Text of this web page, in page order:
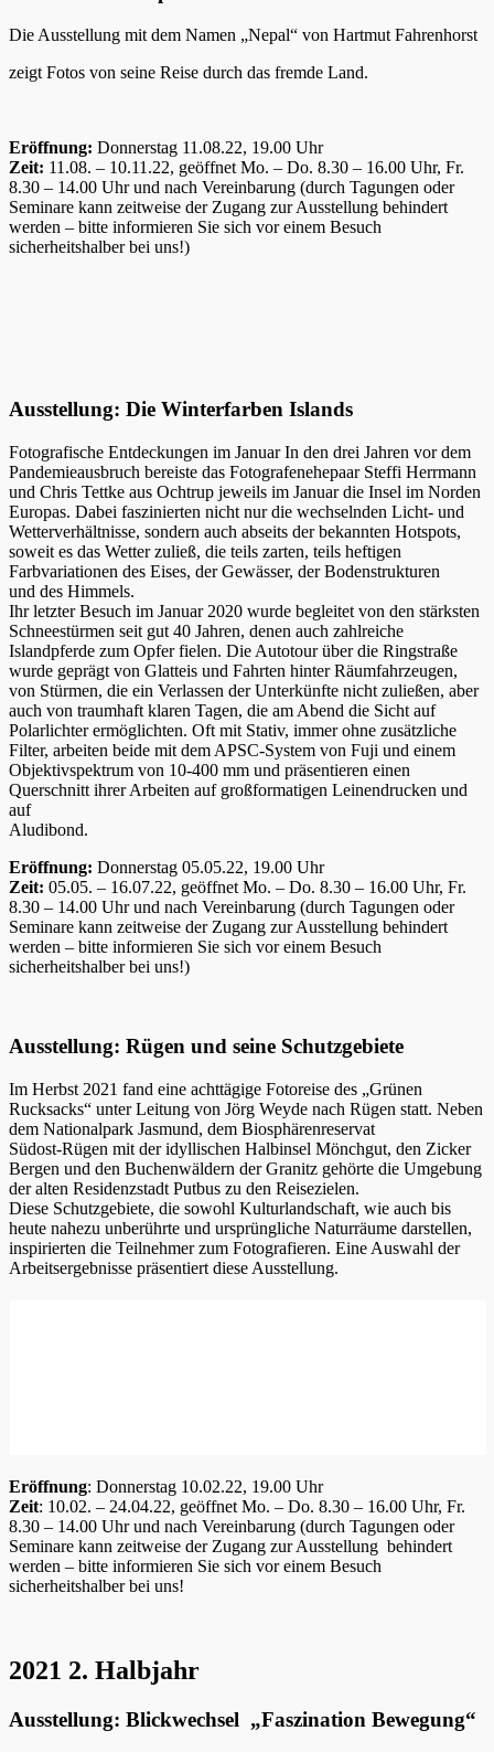
Die Ausstellung mit dem Namen „Nepal“ von Hartmut Fahrenhorst
zeigt Fotos von seine Reise durch das fremde Land.
Eröffnung: Donnerstag 11.08.22, 19.00 Uhr
Zeit: 11.08. – 10.11.22, geöffnet Mo. – Do. 8.30 – 16.00 Uhr, Fr.
8.30 – 14.00 Uhr und nach Vereinbarung (durch Tagungen oder
Seminare kann zeitweise der Zugang zur Ausstellung behindert
werden – bitte informieren Sie sich vor einem Besuch
sicherheitshalber bei uns!)
Ausstellung: Die Winterfarben Islands
Fotografische Entdeckungen im Januar In den drei Jahren vor dem
Pandemieausbruch bereiste das Fotografenehepaar Steffi Herrmann
und Chris Tettke aus Ochtrup jeweils im Januar die Insel im Norden
Europas. Dabei faszinierten nicht nur die wechselnden Licht- und
Wetterverhältnisse, sondern auch abseits der bekannten Hotspots,
soweit es das Wetter zuließ, die teils zarten, teils heftigen
Farbvariationen des Eises, der Gewässer, der Bodenstrukturen
und des Himmels.
Ihr letzter Besuch im Januar 2020 wurde begleitet von den stärksten
Schneestürmen seit gut 40 Jahren, denen auch zahlreiche
Islandpferde zum Opfer fielen. Die Autotour über die Ringstraße
wurde geprägt von Glatteis und Fahrten hinter Räumfahrzeugen,
von Stürmen, die ein Verlassen der Unterkünfte nicht zuließen, aber
auch von traumhaft klaren Tagen, die am Abend die Sicht auf
Polarlichter ermöglichten. Oft mit Stativ, immer ohne zusätzliche
Filter, arbeiten beide mit dem APSC-System von Fuji und einem
Objektivspektrum von 10-400 mm und präsentieren einen
Querschnitt ihrer Arbeiten auf großformatigen Leinendrucken und
auf
Aludibond.
Eröffnung: Donnerstag 05.05.22, 19.00 Uhr
Zeit: 05.05. – 16.07.22, geöffnet Mo. – Do. 8.30 – 16.00 Uhr, Fr.
8.30 – 14.00 Uhr und nach Vereinbarung (durch Tagungen oder
Seminare kann zeitweise der Zugang zur Ausstellung behindert
werden – bitte informieren Sie sich vor einem Besuch
sicherheitshalber bei uns!)
Ausstellung: Rügen und seine Schutzgebiete
Im Herbst 2021 fand eine achttägige Fotoreise des „Grünen
Rucksacks“ unter Leitung von Jörg Weyde nach Rügen statt. Neben
dem Nationalpark Jasmund, dem Biosphärenreservat
Südost-Rügen mit der idyllischen Halbinsel Mönchgut, den Zicker
Bergen und den Buchenwäldern der Granitz gehörte die Umgebung
der alten Residenzstadt Putbus zu den Reisezielen.
Diese Schutzgebiete, die sowohl Kulturlandschaft, wie auch bis
heute nahezu unberührte und ursprüngliche Naturräume darstellen,
inspirierten die Teilnehmer zum Fotografieren. Eine Auswahl der
Arbeitsergebnisse präsentiert diese Ausstellung.
Eröffnung: Donnerstag 10.02.22, 19.00 Uhr
Zeit: 10.02. – 24.04.22, geöffnet Mo. – Do. 8.30 – 16.00 Uhr, Fr.
8.30 – 14.00 Uhr und nach Vereinbarung (durch Tagungen oder
Seminare kann zeitweise der Zugang zur Ausstellung behindert
werden – bitte informieren Sie sich vor einem Besuch
sicherheitshalber bei uns!
2021 2. Halbjahr
Ausstellung: Blickwechsel „Faszination Bewegung“